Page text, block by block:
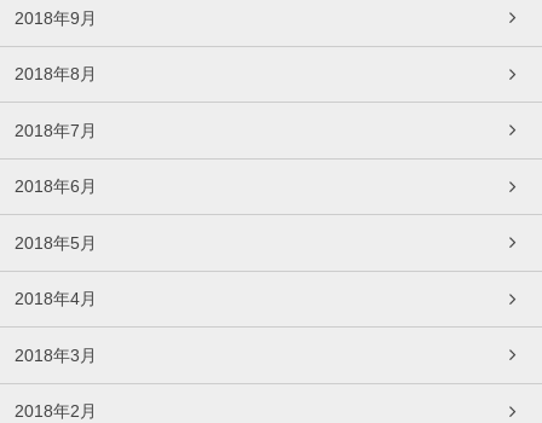
2018年9月
2018年8月
2018年7月
2018年6月
2018年5月
2018年4月
2018年3月
2018年2月